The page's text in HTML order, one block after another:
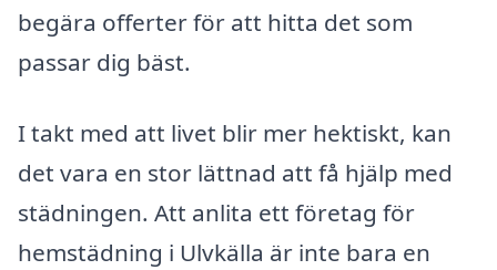
begära offerter för att hitta det som
passar dig bäst.
I takt med att livet blir mer hektiskt, kan
det vara en stor lättnad att få hjälp med
städningen. Att anlita ett företag för
hemstädning i Ulvkälla är inte bara en